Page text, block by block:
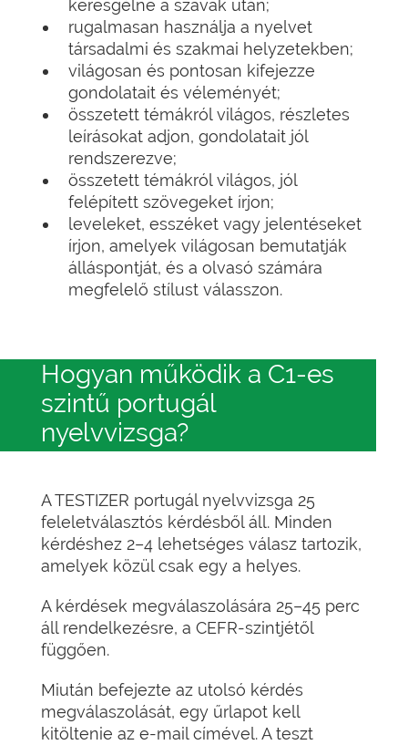
keresgélne a szavak után;
rugalmasan használja a nyelvet
társadalmi és szakmai helyzetekben;
világosan és pontosan kifejezze
gondolatait és véleményét;
összetett témákról világos, részletes
leírásokat adjon, gondolatait jól
rendszerezve;
összetett témákról világos, jól
felépített szövegeket írjon;
leveleket, esszéket vagy jelentéseket
írjon, amelyek világosan bemutatják
álláspontját, és a olvasó számára
megfelelő stílust válasszon.
Hogyan működik a C1-es
szintű portugál
nyelvvizsga?
A TESTIZER portugál nyelvvizsga 25
feleletválasztós kérdésből áll. Minden
kérdéshez 2–4 lehetséges válasz tartozik,
amelyek közül csak egy a helyes.
A kérdések megválaszolására 25–45 perc
áll rendelkezésre, a CEFR-szintjétől
függően.
Miután befejezte az utolsó kérdés
megválaszolását, egy űrlapot kell
kitöltenie az e-mail címével. A teszt